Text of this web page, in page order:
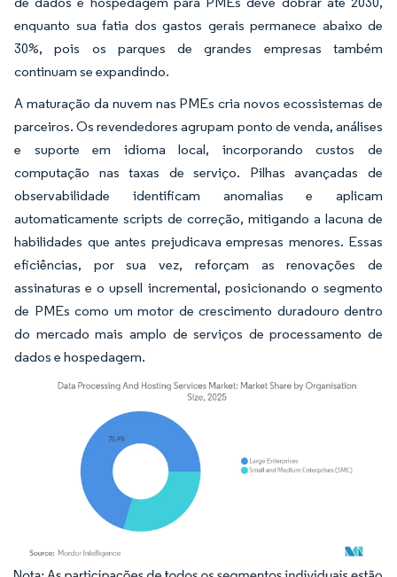
enquanto sua fatia dos gastos gerais permanece abaixo de
30%, pois os parques de grandes empresas também
continuam se expandindo.
A maturação da nuvem nas PMEs cria novos ecossistemas de
parceiros. Os revendedores agrupam ponto de venda, análises
e suporte em idioma local, incorporando custos de
computação nas taxas de serviço. Pilhas avançadas de
observabilidade identificam anomalias e aplicam
automaticamente scripts de correção, mitigando a lacuna de
habilidades que antes prejudicava empresas menores. Essas
eficiências, por sua vez, reforçam as renovações de
assinaturas e o upsell incremental, posicionando o segmento
de PMEs como um motor de crescimento duradouro dentro
do mercado mais amplo de serviços de processamento de
dados e hospedagem.